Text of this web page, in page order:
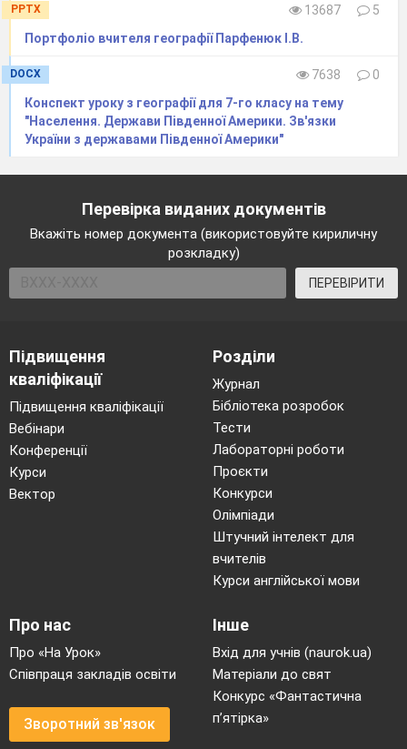
PPTX 13687
5
Портфоліо вчителя географії Парфенюк І.В.
DOCX 7638
0
Конспект уроку з географії для 7-го класу на тему
"Населення. Держави Південної Америки. Зв'язки
України з державами Південної Америки"
Перевірка виданих документів
Вкажіть номер документа (використовуйте кириличну
розкладку)
ПЕРЕВІРИТИ
Підвищення
кваліфікації
Підвищення кваліфікації
Вебінари
Конференції
Курси
Вектор
Розділи
Журнал
Бібліотека розробок
Тести
Лабораторні роботи
Проєкти
Конкурси
Олімпіади
Штучний інтелект для
вчителів
Курси англійської мови
Про нас
Про «На Урок»
Співпраця закладів освіти
Зворотний зв'язок
Інше
Вхід для учнів (naurok.ua)
Матеріали до свят
Конкурс «Фантастична
п’ятірка»